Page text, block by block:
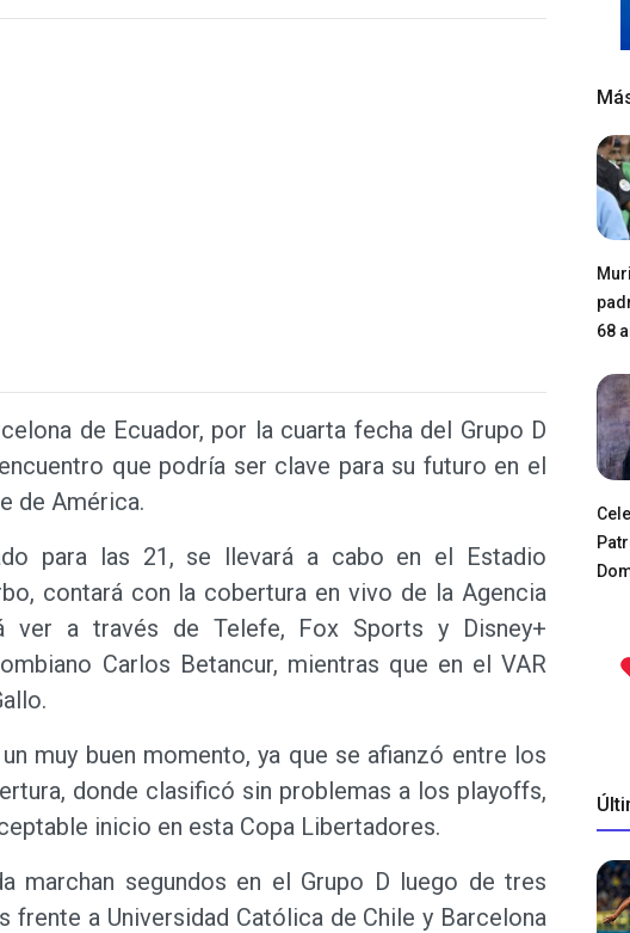
de Ecuador, por la cuarta fecha del Grupo D
que podría ser clave para su futuro en el
de América.
para las 21, se llevará a cabo en el Estadio
contará con la cobertura en vivo de la Agencia
ver a través de Telefe, Fox Sports y Disney+
Carlos Betancur, mientras que en el VAR
muy buen momento, ya que se afianzó entre los
donde clasificó sin problemas a los playoffs,
inicio en esta Copa Libertadores.
marchan segundos en el Grupo D luego de tres
a Universidad Católica de Chile y Barcelona
68